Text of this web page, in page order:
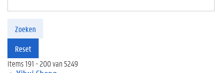
Zoeken
Reset
Items 191 - 200 van 5249